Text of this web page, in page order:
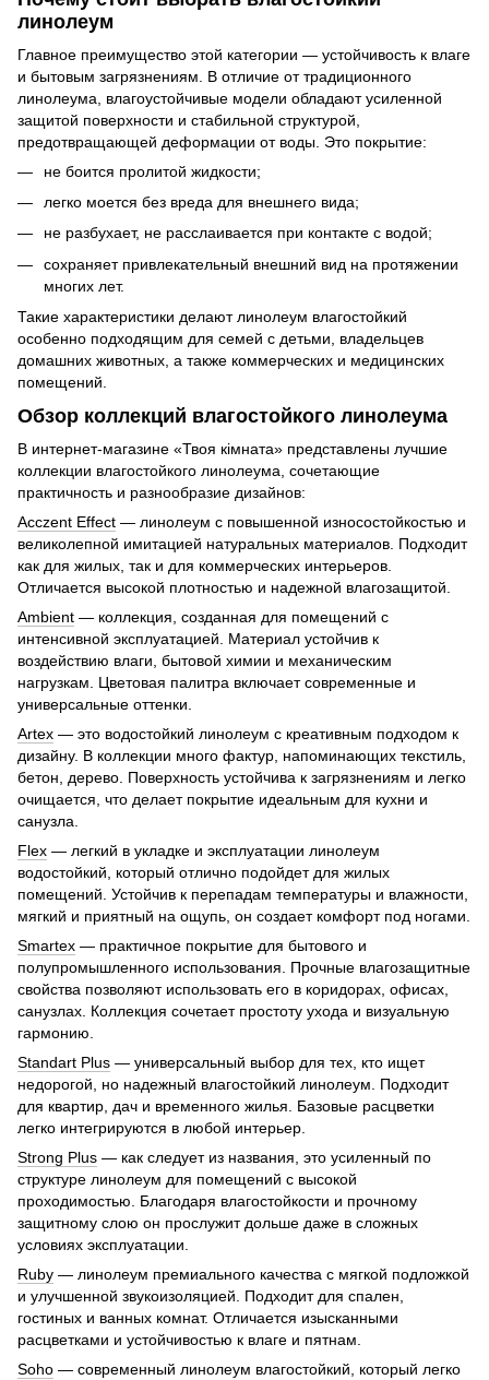
линолеум
Главное преимущество этой категории — устойчивость к влаге
и бытовым загрязнениям. В отличие от традиционного
линолеума, влагоустойчивые модели обладают усиленной
защитой поверхности и стабильной структурой,
предотвращающей деформации от воды. Это покрытие:
не боится пролитой жидкости;
легко моется без вреда для внешнего вида;
не разбухает, не расслаивается при контакте с водой;
сохраняет привлекательный внешний вид на протяжении
многих лет.
Такие характеристики делают линолеум влагостойкий
особенно подходящим для семей с детьми, владельцев
домашних животных, а также коммерческих и медицинских
помещений.
Обзор коллекций влагостойкого линолеума
В интернет-магазине «Твоя кімната» представлены лучшие
коллекции влагостойкого линолеума, сочетающие
практичность и разнообразие дизайнов:
Acczent Effect — линолеум с повышенной износостойкостью и
великолепной имитацией натуральных материалов. Подходит
как для жилых, так и для коммерческих интерьеров.
Отличается высокой плотностью и надежной влагозащитой.
Ambient — коллекция, созданная для помещений с
интенсивной эксплуатацией. Материал устойчив к
воздействию влаги, бытовой химии и механическим
нагрузкам. Цветовая палитра включает современные и
универсальные оттенки.
Artex — это водостойкий линолеум с креативным подходом к
дизайну. В коллекции много фактур, напоминающих текстиль,
бетон, дерево. Поверхность устойчива к загрязнениям и легко
очищается, что делает покрытие идеальным для кухни и
санузла.
Flex — легкий в укладке и эксплуатации линолеум
водостойкий, который отлично подойдет для жилых
помещений. Устойчив к перепадам температуры и влажности,
мягкий и приятный на ощупь, он создает комфорт под ногами.
Smartex — практичное покрытие для бытового и
полупромышленного использования. Прочные влагозащитные
свойства позволяют использовать его в коридорах, офисах,
санузлах. Коллекция сочетает простоту ухода и визуальную
гармонию.
Standart Plus — универсальный выбор для тех, кто ищет
недорогой, но надежный влагостойкий линолеум. Подходит
для квартир, дач и временного жилья. Базовые расцветки
легко интегрируются в любой интерьер.
Strong Plus — как следует из названия, это усиленный по
структуре линолеум для помещений с высокой
проходимостью. Благодаря влагостойкости и прочному
защитному слою он прослужит дольше даже в сложных
условиях эксплуатации.
Ruby — линолеум премиального качества с мягкой подложкой
и улучшенной звукоизоляцией. Подходит для спален,
гостиных и ванных комнат. Отличается изысканными
расцветками и устойчивостью к влаге и пятнам.
Soho — современный линолеум влагостойкий, который легко